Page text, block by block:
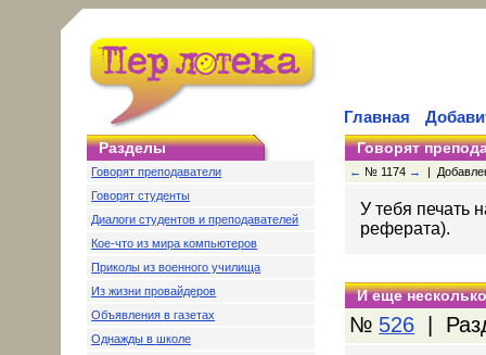
Главная
Разделы
Говорят преподаватели
Говорят студенты
Диалоги студентов и преподавателей
Кое-что из мира компьютеров
Приколы из военного училища
Из жизни провайдеров
Объявления в газетах
Однажды в школе
Говорят
← № 1174 → |
У тебя печать
реферата).
И еще
№ 526 |